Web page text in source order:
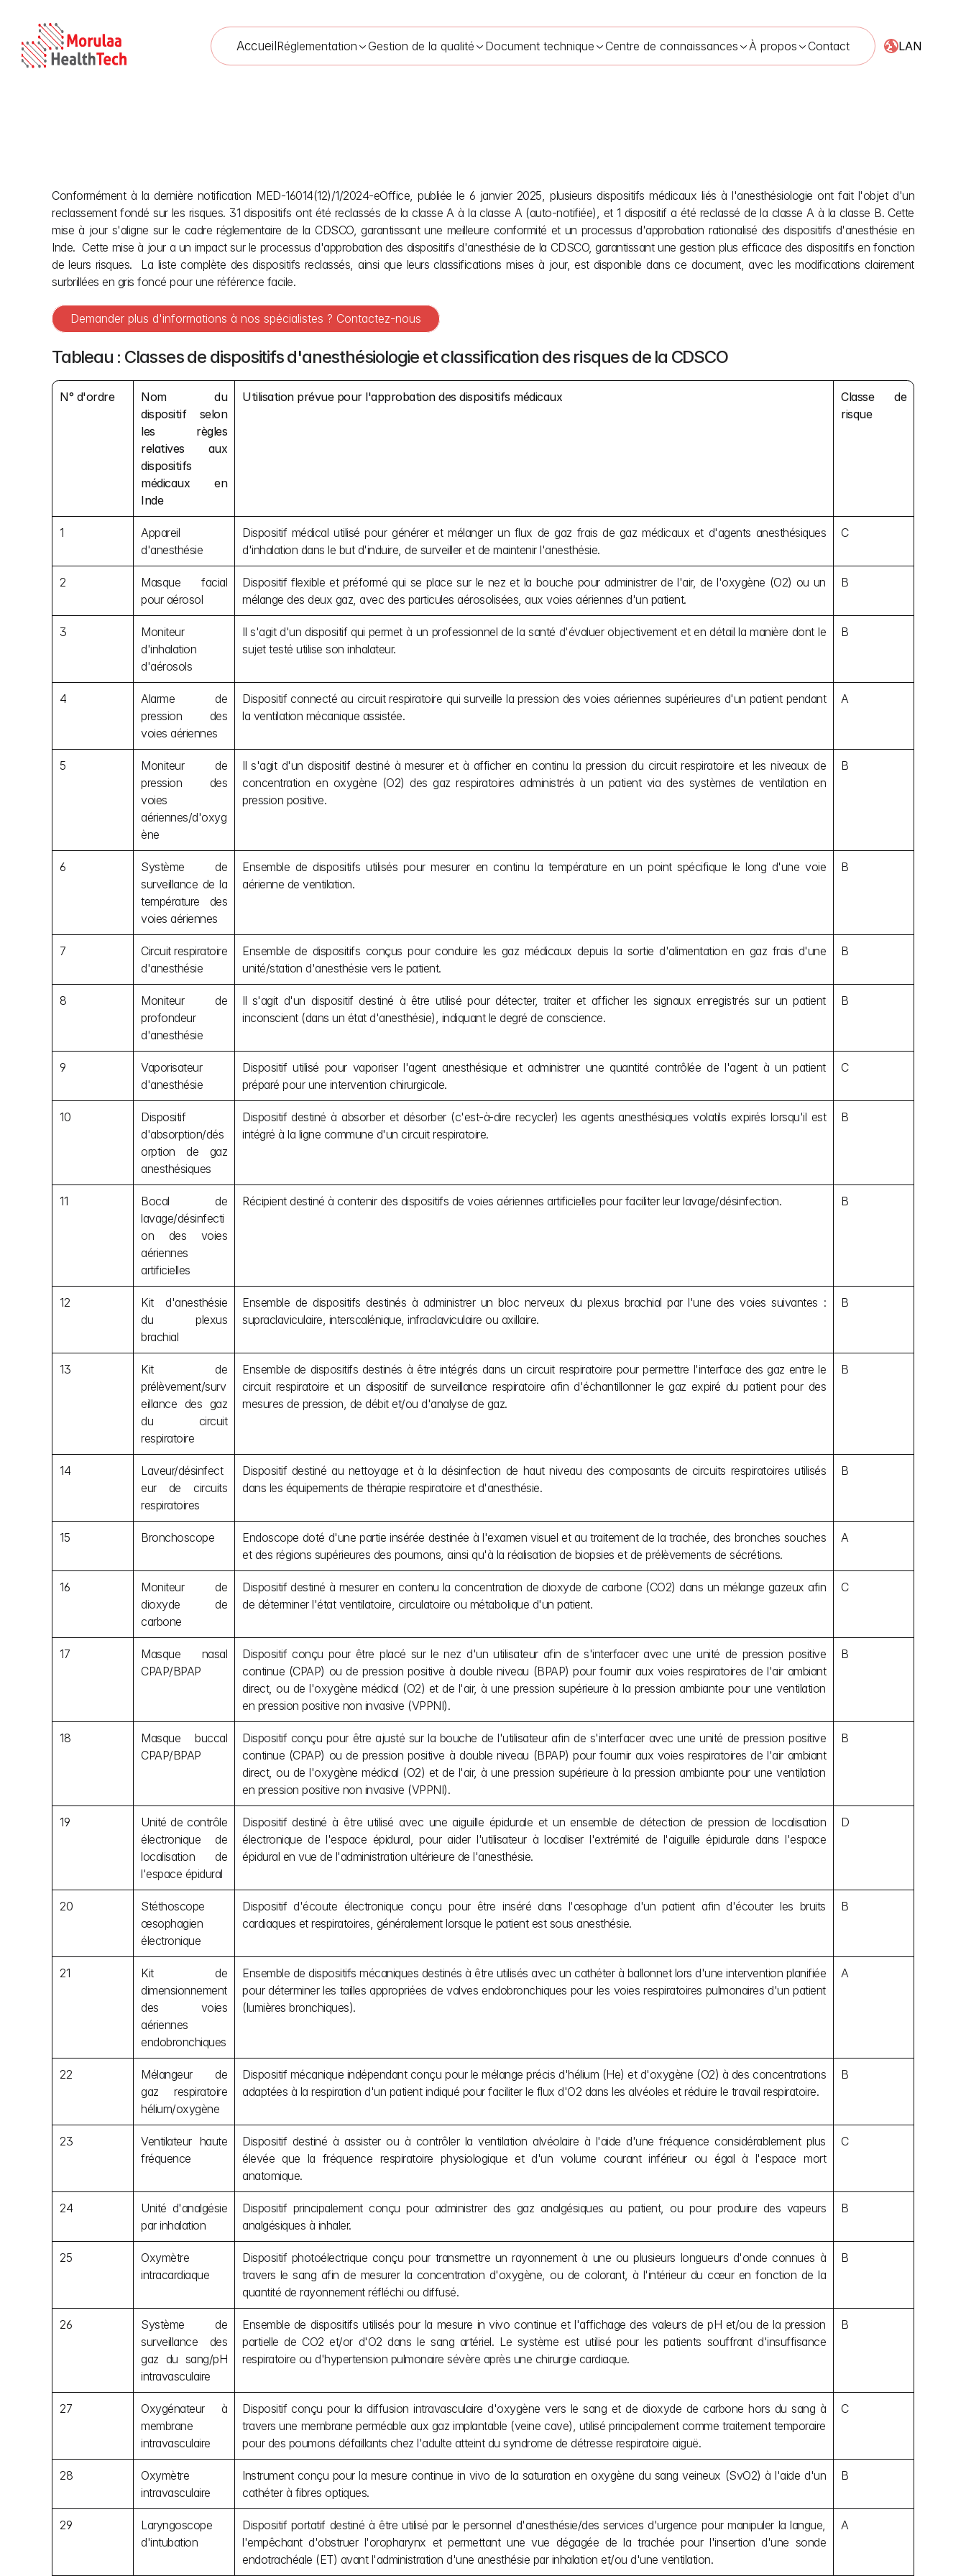
AccueilRéglementation Gestion de la qualité Document technique Centre de connaissances À propos Contact LAN
Modifications de l'enregistrement et de la classification des dispositifs médicaux d’anesthésie en Inde 19 mai 2026
Conformément à la dernière notification MED-16014(12)/1/2024-eOffice, publiée le 6 janvier 2025, plusieurs dispositifs médicaux liés à l'anesthésiologie ont fait l'objet d'un
reclassement fondé sur les risques. 31 dispositifs ont été reclassés de la classe A à la classe A (auto-notifiée), et 1 dispositif a été reclassé de la classe A à la classe B. Cette
mise à jour s'aligne sur le cadre réglementaire de la CDSCO, garantissant une meilleure conformité et un processus d'approbation rationalisé des dispositifs d'anesthésie en
Inde.  Cette mise à jour a un impact sur le processus d'approbation des dispositifs d'anesthésie de la CDSCO, garantissant une gestion plus efficace des dispositifs en fonction
de leurs risques.  La liste complète des dispositifs reclassés, ainsi que leurs classifications mises à jour, est disponible dans ce document, avec les modifications clairement
surbrillées en gris foncé pour une référence facile.
Demander plus d'informations à nos spécialistes ? Contactez-nous
Tableau : Classes de dispositifs d'anesthésiologie et classification des risques de la CDSCO
N° d'ordre
Nom du
dispositif selon
les règles
relatives aux
dispositifs
médicaux en
Inde
Utilisation prévue pour l'approbation des dispositifs médicaux
Classe de
risque
1
Appareil
d'anesthésie
Dispositif médical utilisé pour générer et mélanger un flux de gaz frais de gaz médicaux et d'agents anesthésiques
d'inhalation dans le but d'induire, de surveiller et de maintenir l'anesthésie.
C
2
Masque facial
pour aérosol
Dispositif flexible et préformé qui se place sur le nez et la bouche pour administrer de l'air, de l'oxygène (O2) ou un
mélange des deux gaz, avec des particules aérosolisées, aux voies aériennes d'un patient.
B
3
Moniteur
d'inhalation
d'aérosols
Il s'agit d'un dispositif qui permet à un professionnel de la santé d'évaluer objectivement et en détail la manière dont le
sujet testé utilise son inhalateur.
B
4
Alarme de
pression des
voies aériennes
Dispositif connecté au circuit respiratoire qui surveille la pression des voies aériennes supérieures d'un patient pendant
la ventilation mécanique assistée.
A
5
Moniteur de
pression des
voies
aériennes/d'oxyg
ène
Il s'agit d'un dispositif destiné à mesurer et à afficher en continu la pression du circuit respiratoire et les niveaux de
concentration en oxygène (O2) des gaz respiratoires administrés à un patient via des systèmes de ventilation en
pression positive.
B
6
Système de
surveillance de la
température des
voies aériennes
Ensemble de dispositifs utilisés pour mesurer en continu la température en un point spécifique le long d'une voie
aérienne de ventilation.
B
7
Circuit respiratoire
d'anesthésie
Ensemble de dispositifs conçus pour conduire les gaz médicaux depuis la sortie d'alimentation en gaz frais d'une
unité/station d'anesthésie vers le patient.
B
8
Moniteur de
profondeur
d'anesthésie
Il s'agit d'un dispositif destiné à être utilisé pour détecter, traiter et afficher les signaux enregistrés sur un patient
inconscient (dans un état d'anesthésie), indiquant le degré de conscience.
B
9
Vaporisateur
d'anesthésie
Dispositif utilisé pour vaporiser l'agent anesthésique et administrer une quantité contrôlée de l'agent à un patient
préparé pour une intervention chirurgicale.
C
10
Dispositif
d'absorption/dés
orption de gaz
anesthésiques
Dispositif destiné à absorber et désorber (c'est-à-dire recycler) les agents anesthésiques volatils expirés lorsqu'il est
intégré à la ligne commune d'un circuit respiratoire.
B
11
Bocal de
lavage/désinfecti
on des voies
aériennes
artificielles
Récipient destiné à contenir des dispositifs de voies aériennes artificielles pour faciliter leur lavage/désinfection. B
12
Kit d'anesthésie
du plexus
brachial
Ensemble de dispositifs destinés à administrer un bloc nerveux du plexus brachial par l'une des voies suivantes :
supraclaviculaire, interscalénique, infraclaviculaire ou axillaire.
B
13
Kit de
prélèvement/surv
eillance des gaz
du circuit
respiratoire
Ensemble de dispositifs destinés à être intégrés dans un circuit respiratoire pour permettre l'interface des gaz entre le
circuit respiratoire et un dispositif de surveillance respiratoire afin d'échantillonner le gaz expiré du patient pour des
mesures de pression, de débit et/ou d'analyse de gaz.
B
14
Laveur/désinfect
eur de circuits
respiratoires
Dispositif destiné au nettoyage et à la désinfection de haut niveau des composants de circuits respiratoires utilisés
dans les équipements de thérapie respiratoire et d'anesthésie.
B
15 Bronchoscope
Endoscope doté d'une partie insérée destinée à l'examen visuel et au traitement de la trachée, des bronches souches
et des régions supérieures des poumons, ainsi qu'à la réalisation de biopsies et de prélèvements de sécrétions.
A
16
Moniteur de
dioxyde de
carbone
Dispositif destiné à mesurer en contenu la concentration de dioxyde de carbone (CO2) dans un mélange gazeux afin
de déterminer l'état ventilatoire, circulatoire ou métabolique d'un patient.
C
17
Masque nasal
CPAP/BPAP
Dispositif conçu pour être placé sur le nez d'un utilisateur afin de s'interfacer avec une unité de pression positive
continue (CPAP) ou de pression positive à double niveau (BPAP) pour fournir aux voies respiratoires de l'air ambiant
direct, ou de l'oxygène médical (O2) et de l'air, à une pression supérieure à la pression ambiante pour une ventilation
en pression positive non invasive (VPPNI).
B
18
Masque buccal
CPAP/BPAP
Dispositif conçu pour être ajusté sur la bouche de l'utilisateur afin de s'interfacer avec une unité de pression positive
continue (CPAP) ou de pression positive à double niveau (BPAP) pour fournir aux voies respiratoires de l'air ambiant
direct, ou de l'oxygène médical (O2) et de l'air, à une pression supérieure à la pression ambiante pour une ventilation
en pression positive non invasive (VPPNI).
B
19
Unité de contrôle
électronique de
localisation de
l'espace épidural
Dispositif destiné à être utilisé avec une aiguille épidurale et un ensemble de détection de pression de localisation
électronique de l'espace épidural, pour aider l'utilisateur à localiser l'extrémité de l'aiguille épidurale dans l'espace
épidural en vue de l'administration ultérieure de l'anesthésie.
D
20
Stéthoscope
œsophagien
électronique
Dispositif d'écoute électronique conçu pour être inséré dans l'œsophage d'un patient afin d'écouter les bruits
cardiaques et respiratoires, généralement lorsque le patient est sous anesthésie.
B
21
Kit de
dimensionnement
des voies
aériennes
endobronchiques
Ensemble de dispositifs mécaniques destinés à être utilisés avec un cathéter à ballonnet lors d'une intervention planifiée
pour déterminer les tailles appropriées de valves endobronchiques pour les voies respiratoires pulmonaires d'un patient
(lumières bronchiques).
A
22
Mélangeur de
gaz respiratoire
hélium/oxygène
Dispositif mécanique indépendant conçu pour le mélange précis d'hélium (He) et d'oxygène (O2) à des concentrations
adaptées à la respiration d'un patient indiqué pour faciliter le flux d'O2 dans les alvéoles et réduire le travail respiratoire.
B
23
Ventilateur haute
fréquence
Dispositif destiné à assister ou à contrôler la ventilation alvéolaire à l'aide d'une fréquence considérablement plus
élevée que la fréquence respiratoire physiologique et d'un volume courant inférieur ou égal à l'espace mort
anatomique.
C
24
Unité d'analgésie
par inhalation
Dispositif principalement conçu pour administrer des gaz analgésiques au patient, ou pour produire des vapeurs
analgésiques à inhaler.
B
25
Oxymètre
intracardiaque
Dispositif photoélectrique conçu pour transmettre un rayonnement à une ou plusieurs longueurs d'onde connues à
travers le sang afin de mesurer la concentration d'oxygène, ou de colorant, à l'intérieur du cœur en fonction de la
quantité de rayonnement réfléchi ou diffusé.
B
26
Système de
surveillance des
gaz du sang/pH
intravasculaire
Ensemble de dispositifs utilisés pour la mesure in vivo continue et l'affichage des valeurs de pH et/ou de la pression
partielle de CO2 et/or d'O2 dans le sang artériel. Le système est utilisé pour les patients souffrant d'insuffisance
respiratoire ou d'hypertension pulmonaire sévère après une chirurgie cardiaque.
B
27
Oxygénateur à
membrane
intravasculaire
Dispositif conçu pour la diffusion intravasculaire d'oxygène vers le sang et de dioxyde de carbone hors du sang à
travers une membrane perméable aux gaz implantable (veine cave), utilisé principalement comme traitement temporaire
pour des poumons défaillants chez l'adulte atteint du syndrome de détresse respiratoire aiguë.
C
28
Oxymètre
intravasculaire
Instrument conçu pour la mesure continue in vivo de la saturation en oxygène du sang veineux (SvO2) à l'aide d'un
cathéter à fibres optiques.
B
29
Laryngoscope
d'intubation
Dispositif portatif destiné à être utilisé par le personnel d'anesthésie/des services d'urgence pour manipuler la langue,
l'empêchant d'obstruer l'oropharynx et permettant une vue dégagée de la trachée pour l'insertion d'une sonde
endotrachéale (ET) avant l'administration d'une anesthésie par inhalation et/ou d'une ventilation.
A